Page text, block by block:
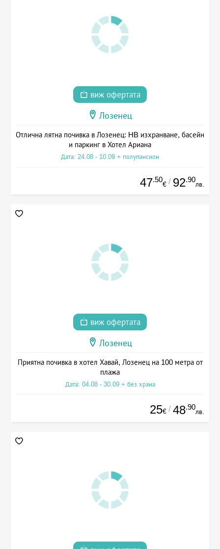
виж офертата
Лозенец
Отлична лятна почивка в Лозенец: HB изхранване, басейн
и паркинг в Хотел Ариана
Дата: 24.08 - 10.09 + полупансион
47.50
€ / 92.90
лв.
виж офертата
Лозенец
Приятна почивка в хотел Хавай, Лозенец на 100 метра от
плажа
Дата: 04.08 - 30.09 + без храна
25€ / 48.90
лв.